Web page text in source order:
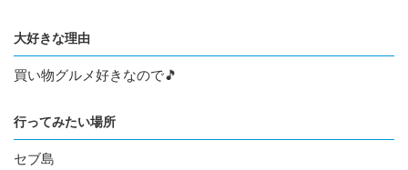
大好きな理由
買い物グルメ好きなので🎵
行ってみたい場所
セブ島